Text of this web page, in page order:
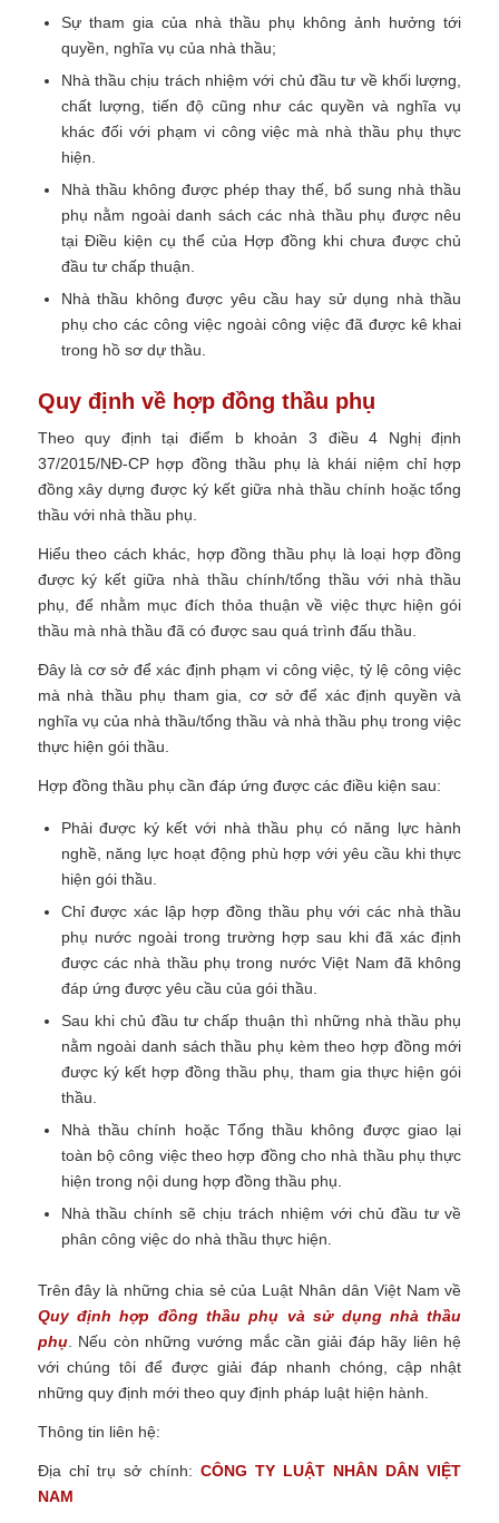
Sự tham gia của nhà thầu phụ không ảnh hưởng tới
quyền, nghĩa vụ của nhà thầu;
Nhà thầu chịu trách nhiệm với chủ đầu tư về khối lượng,
chất lượng, tiến độ cũng như các quyền và nghĩa vụ
khác đối với phạm vi công việc mà nhà thầu phụ thực
hiện.
Nhà thầu không được phép thay thế, bổ sung nhà thầu
phụ nằm ngoài danh sách các nhà thầu phụ được nêu
tại Điều kiện cụ thể của Hợp đồng khi chưa được chủ
đầu tư chấp thuận.
Nhà thầu không được yêu cầu hay sử dụng nhà thầu
phụ cho các công việc ngoài công việc đã được kê khai
trong hồ sơ dự thầu.
Quy định về hợp đồng thầu phụ
Theo quy định tại điểm b khoản 3 điều 4 Nghị định
37/2015/NĐ-CP hợp đồng thầu phụ là khái niệm chỉ hợp
đồng xây dựng được ký kết giữa nhà thầu chính hoặc tổng
thầu với nhà thầu phụ.
Hiểu theo cách khác, hợp đồng thầu phụ là loại hợp đồng
được ký kết giữa nhà thầu chính/tổng thầu với nhà thầu
phụ, để nhằm mục đích thỏa thuận về việc thực hiện gói
thầu mà nhà thầu đã có được sau quá trình đấu thầu.
Đây là cơ sở để xác định phạm vi công việc, tỷ lệ công việc
mà nhà thầu phụ tham gia, cơ sở để xác định quyền và
nghĩa vụ của nhà thầu/tổng thầu và nhà thầu phụ trong việc
thực hiện gói thầu.
Hợp đồng thầu phụ cần đáp ứng được các điều kiện sau:
Phải được ký kết với nhà thầu phụ có năng lực hành
nghề, năng lực hoạt động phù hợp với yêu cầu khi thực
hiện gói thầu.
Chỉ được xác lập hợp đồng thầu phụ với các nhà thầu
phụ nước ngoài trong trường hợp sau khi đã xác định
được các nhà thầu phụ trong nước Việt Nam đã không
đáp ứng được yêu cầu của gói thầu.
Sau khi chủ đầu tư chấp thuận thì những nhà thầu phụ
nằm ngoài danh sách thầu phụ kèm theo hợp đồng mới
được ký kết hợp đồng thầu phụ, tham gia thực hiện gói
thầu.
Nhà thầu chính hoặc Tổng thầu không được giao lại
toàn bộ công việc theo hợp đồng cho nhà thầu phụ thực
hiện trong nội dung hợp đồng thầu phụ.
Nhà thầu chính sẽ chịu trách nhiệm với chủ đầu tư về
phân công việc do nhà thầu thực hiện.
Trên đây là những chia sẻ của Luật Nhân dân Việt Nam về
Quy định hợp đồng thầu phụ và sử dụng nhà thầu
phụ.
Nếu còn những vướng mắc cần giải đáp hãy liên hệ
với chúng tôi để được giải đáp nhanh chóng, cập nhật
những quy định mới theo quy định pháp luật hiện hành.
Thông tin liên hệ:
Địa chỉ trụ sở chính: CÔNG TY LUẬT NHÂN DÂN VIỆT
NAM